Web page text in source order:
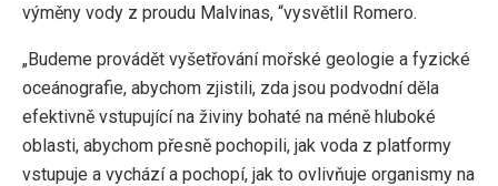
výměny vody z proudu Malvinas, “vysvětlil Romero.
„Budeme provádět vyšetřování mořské geologie a fyzické
oceánografie, abychom zjistili, zda jsou podvodní děla
efektivně vstupující na živiny bohaté na méně hluboké
oblasti, abychom přesně pochopili, jak voda z platformy
vstupuje a vychází a pochopí, jak to ovlivňuje organismy na